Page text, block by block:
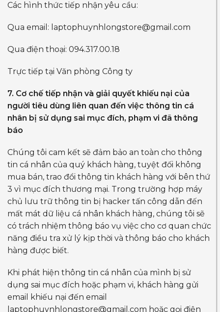
Các hình thức tiếp nhận yêu cầu:
Qua email: laptophuynhlongstore@gmail.com
Qua điện thoại: 094.317.00.18
Trực tiếp tại Văn phòng Công ty
7. Cơ chế tiếp nhận và giải quyết khiếu nại của
người tiêu dùng liên quan đến việc thông tin cá
nhân bị sử dụng sai mục đích, phạm vi đã thông
báo
Chúng tôi cam kết sẽ đảm bảo an toàn cho thông
tin cá nhân của quý khách hàng, tuyệt đối không
mua bán, trao đổi thông tin khách hàng với bên thứ
3 vì mục đích thương mại. Trong trường hợp máy
chủ lưu trữ thông tin bị hacker tấn công dẫn đến
mất mát dữ liệu cá nhân khách hàng, chúng tôi sẽ
có trách nhiệm thông báo vụ việc cho cơ quan chức
năng điều tra xử lý kịp thời và thông báo cho khách
hàng được biết.
Khi phát hiện thông tin cá nhân của mình bị sử
dụng sai mục đích hoặc phạm vi, khách hàng gửi
email khiếu nại đến email
laptophuynhlongstore@gmail.com hoặc gọi điện